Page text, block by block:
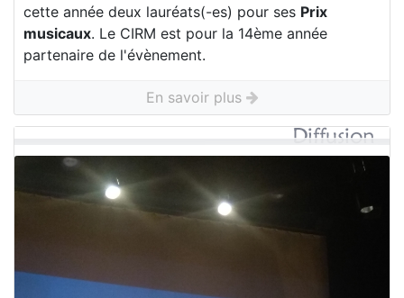
cette année deux lauréats(-es) pour ses Prix
musicaux. Le CIRM est pour la 14ème année
partenaire de l'évènement.
En savoir plus